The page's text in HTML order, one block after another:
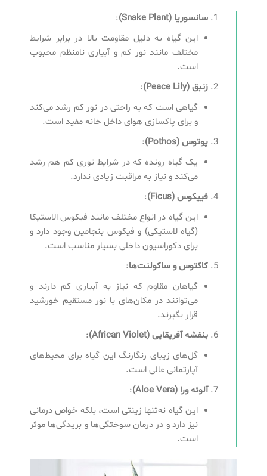
سانسوریا (Snake Plant)
:
این گیاه به دلیل مقاومت بالا در برابر شرایط
مختلف مانند نور کم و آبیاری نامنظم محبوب
است.
زنبق(Peace Lily)
:
گیاهی است که به راحتی در نور کم رشد می‌کند
و برای پاکسازی هوای داخل خانه مفید است.
پوتوس(Pothos)
:
یک گیاه رونده که در شرایط نوری کم هم رشد
می‌کند و نیاز به مراقبت زیادی ندارد.
فییکوس(Ficus)
:
این گیاه در انواع مختلف مانند فیکوس الاستیکا
(گیاه لاستیکی) و فیکوس بنجامین وجود دارد و
برای دکوراسیون داخلی بسیار مناسب است.
کاکتوس و ساکولنت‌ها:
گیاهان مقاوم که نیاز به آبیاری کم دارند و
می‌توانند در مکان‌های با نور مستقیم خورشید
قرار بگیرند.
بنفشه آفریقایی(African Violet)
:
گل‌های زیبای رنگارنگ این گیاه برای محیط‌های
آپارتمانی عالی است.
آلوئه ورا (Aloe Vera)
:
این گیاه نه‌تنها زینتی است، بلکه خواص درمانی
نیز دارد و در درمان سوختگی‌ها و بریدگی‌ها موثر
است.